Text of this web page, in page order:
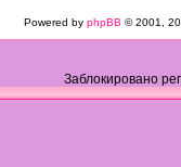
Powered by phpBB © 2001,
Заблокировано